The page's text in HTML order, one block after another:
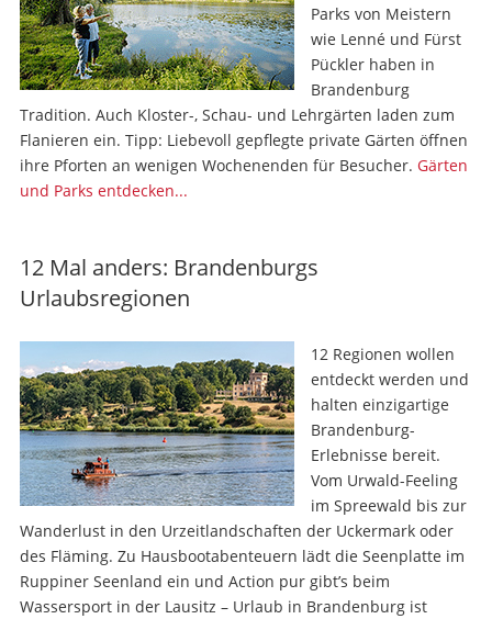
Parks von Meistern
wie Lenné und Fürst
Pückler haben in
Brandenburg
Tradition. Auch Kloster-, Schau- und Lehrgärten laden zum
Flanieren ein. Tipp: Liebevoll gepflegte private Gärten öffnen
ihre Pforten an wenigen Wochenenden für Besucher. Gärten
und Parks entdecken...
12 Mal anders: Brandenburgs
Urlaubsregionen
12 Regionen wollen
entdeckt werden und
halten einzigartige
Brandenburg-
Erlebnisse bereit.
Vom Urwald-Feeling
im Spreewald bis zur
Wanderlust in den Urzeitlandschaften der Uckermark oder
des Fläming. Zu Hausboot­abenteuern lädt die Seenplatte im
Ruppiner Seenland ein und Action pur gibt’s beim
Wassersport in der Lausitz – Urlaub in Brandenburg ist